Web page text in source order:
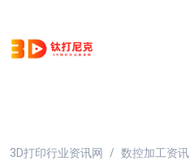
3D打印行业资讯网
数控加工资讯